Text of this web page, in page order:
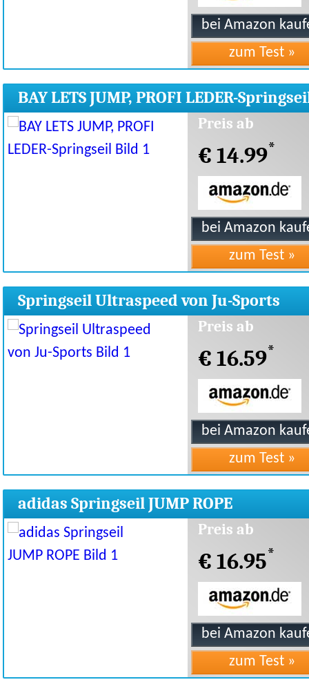
BAY LETS JUMP, PROFI LEDER-
Preis ab
€ 14.99*
Springseil Ultraspeed von Ju-Sports
Preis ab
€ 16.59*
adidas Springseil JUMP ROPE
Preis ab
€ 16.95*